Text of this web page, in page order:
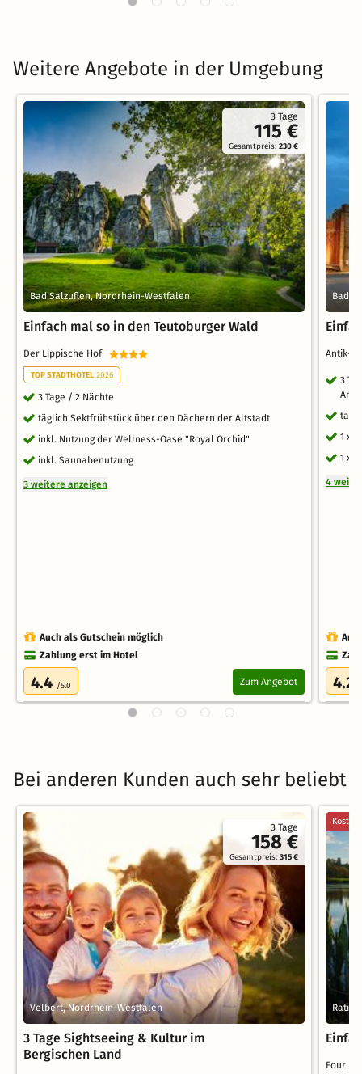
Weitere Angebote in der Umgebung
3 Tage
115 €
Gesamtpreis:230 €
Bad Salzuflen, Nordrhein-Westfalen
Einfach mal so in den Teutoburger Wald
Der Lippische Hof
TOP STADTHOTEL 2026
3 Tage / 2 Nächte
täglich Sektfrühstück über den Dächern der Altstadt
inkl. Nutzung der Wellness-Oase "Royal Orchid"
inkl. Saunabenutzung
3 weitere anzeigen
Auch als Gutschein möglich
Zahlung erst im Hotel
4.4 /5.0 Zum Angebot
Bad
Antik-
3
1 x
1 x
4
4.2
Bei anderen Kunden auch sehr beliebt
3 Tage
158 €
Gesamtpreis:315 €
Velbert, Nordrhein-Westfalen
3 Tage Sightseeing & Kultur im
Bergischen Land
Four